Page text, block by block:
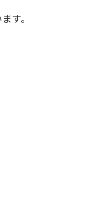
す。